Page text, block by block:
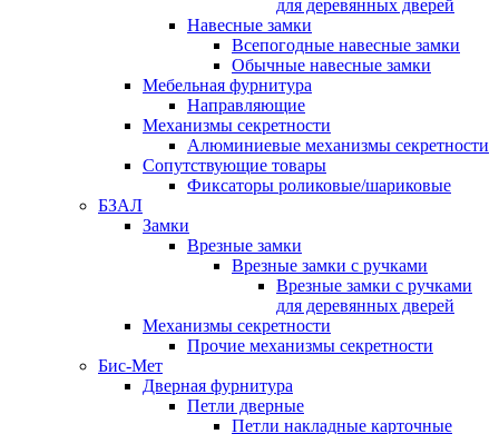
для деревянных дверей
Навесные замки
Всепогодные навесные замки
Обычные навесные замки
Мебельная фурнитура
Направляющие
Механизмы секретности
Алюминиевые механизмы секретности
Сопутствующие товары
Фиксаторы роликовые/шариковые
БЗАЛ
Замки
Врезные замки
Врезные замки с ручками
Врезные замки с ручками
для деревянных дверей
Механизмы секретности
Прочие механизмы секретности
Бис-Мет
Дверная фурнитура
Петли дверные
Петли накладные карточные